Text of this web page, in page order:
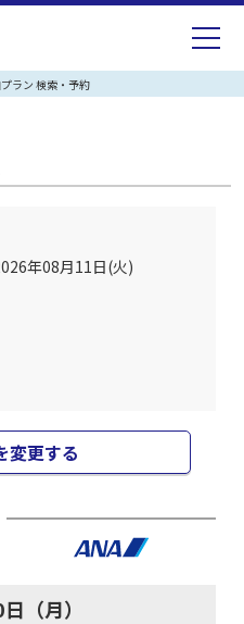
ラン 検索・予約
年08月11日(火)
変更する
（月）